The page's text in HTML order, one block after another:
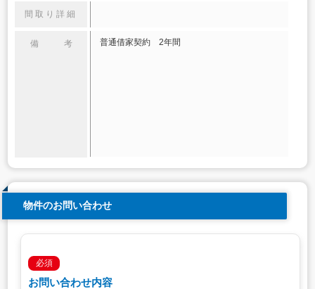
間取り詳細
備 考 普通借家契約 2年間
物件のお問い合わせ
必須
お問い合わせ内容